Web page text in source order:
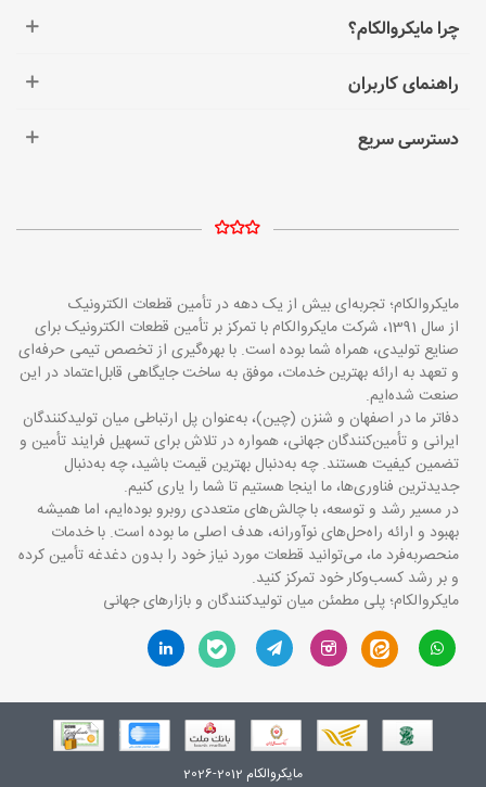
چرا مایکروالکام؟
راهنمای کاربران
دسترسی سریع
مایکروالکام؛ تجربه‌ای بیش از یک دهه در تأمین قطعات الکترونیک
از سال 1391، شرکت مایکروالکام با تمرکز بر تأمین قطعات الکترونیک برای
صنایع تولیدی، همراه شما بوده است. با بهره‌گیری از تخصص تیمی حرفه‌ای
و تعهد به ارائه بهترین خدمات، موفق به ساخت جایگاهی قابل‌اعتماد در این
صنعت شده‌ایم.
دفاتر ما در اصفهان و شنزن (چین)، به‌عنوان پل ارتباطی میان تولیدکنندگان
ایرانی و تأمین‌کنندگان جهانی، همواره در تلاش برای تسهیل فرایند تأمین و
تضمین کیفیت هستند. چه به‌دنبال بهترین قیمت باشید، چه به‌دنبال
جدیدترین فناوری‌ها، ما اینجا هستیم تا شما را یاری کنیم.
در مسیر رشد و توسعه، با چالش‌های متعددی روبرو بوده‌ایم، اما همیشه
بهبود و ارائه راه‌حل‌های نوآورانه، هدف اصلی ما بوده است. با خدمات
منحصربه‌فرد ما، می‌توانید قطعات مورد نیاز خود را بدون دغدغه تأمین کرده
و بر رشد کسب‌وکار خود تمرکز کنید.
مایکروالکام؛ پلی مطمئن میان تولیدکنندگان و بازارهای جهانی
مایکروالکام 2012-2026